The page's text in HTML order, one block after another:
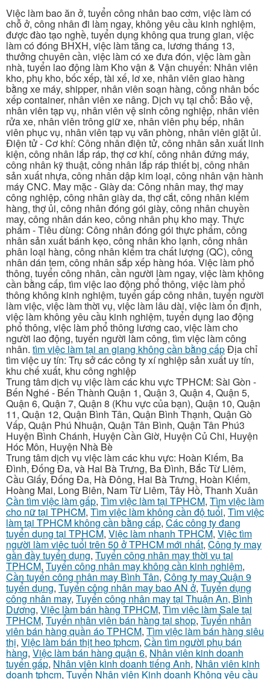
Việc làm bao ăn ở, tuyển công nhân bao cơm, việc làm có
chỗ ở, công nhân đi làm ngay, không yêu cầu kinh nghiệm,
được đào tạo nghề, tuyển dụng không qua trung gian, việc
làm có đóng BHXH, việc làm tăng ca, lương tháng 13,
thưởng chuyên cần, việc làm có xe đưa đón, việc làm gần
nhà, tuyển lao động làm Kho vận & Vận chuyển: Nhân viên
kho, phụ kho, bốc xếp, tài xế, lơ xe, nhân viên giao hàng
bằng xe máy, shipper, nhân viên soạn hàng, công nhân bốc
xếp container, nhân viên xe nâng. Dịch vụ tại chỗ: Bảo vệ,
nhân viên tạp vụ, nhân viên vệ sinh công nghiệp, nhân viên
rửa xe, nhân viên trông giữ xe, nhân viên phụ bếp, nhân
viên phục vụ, nhân viên tạp vụ văn phòng, nhân viên giặt ủi.
Điện tử - Cơ khí: Công nhân điện tử, công nhân sản xuất linh
kiện, công nhân lắp ráp, thợ cơ khí, công nhân đứng máy,
công nhân kỹ thuật, công nhân lắp ráp thiết bị, công nhân
sản xuất nhựa, công nhân dập kim loại, công nhân vận hành
máy CNC. May mặc - Giày da: Công nhân may, thợ may
công nghiệp, công nhân giày da, thợ cắt, công nhân kiểm
hàng, thợ ủi, công nhân đóng gói giày, công nhân chuyền
may, công nhân dán keo, công nhân phụ kho may. Thực
phẩm - Tiêu dùng: Công nhân đóng gói thực phẩm, công
nhân sản xuất bánh kẹo, công nhân kho lạnh, công nhân
phân loại hàng, công nhân kiểm tra chất lượng (QC), công
nhân dán tem, công nhân sắp xếp hàng hóa. Việc làm phổ
thông, tuyển công nhân, cần người làm ngay, việc làm không
cần bằng cấp, tìm việc lao động phổ thông, việc làm phổ
thông không kinh nghiệm, tuyển gấp công nhân, tuyển người
làm việc, việc làm thời vụ, việc làm lâu dài, việc làm ổn định,
việc làm không yêu cầu kinh nghiệm, tuyển dụng lao động
phổ thông, việc làm phổ thông lương cao, việc làm cho
người lao động, tuyển người làm công, tìm việc làm công
nhân. tìm việc làm tại an giang không cần bằng cấpĐịa chỉ
tìm việc uy tín: Trụ sở các công ty xí nghiệp sản xuất uy tín,
khu chế xuất, khu công nghiệp
Trung tâm dịch vụ việc làm các khu vực TPHCM: Sài Gòn -
Bến Nghé - Bến Thành Quận 1, Quận 3, Quận 4, Quận 5,
Quận 6, Quận 7, Quận 8 (Khu vực của bạn), Quận 10, Quận
11, Quận 12, Quận Bình Tân, Quận Bình Thạnh, Quận Gò
Vấp, Quận Phú Nhuận, Quận Tân Bình, Quận Tân Phú3
Huyện Bình Chánh, Huyện Cần Giờ, Huyện Củ Chi, Huyện
Hóc Môn, Huyện Nhà Bè
Trung tâm dịch vụ việc làm các khu vực: Hoàn Kiếm, Ba
Đình, Đống Đa, và Hai Bà Trưng, Ba Đình, Bắc Từ Liêm,
Cầu Giấy, Đống Đa, Hà Đông, Hai Bà Trưng, Hoàn Kiếm,
Hoàng Mai, Long Biên, Nam Từ Liêm, Tây Hồ, Thanh Xuân
Cần tìm việc làm gấp, Tìm việc làm tại TPHCM, Tìm việc làm
cho nữ tại TPHCM, Tìm việc làm không cần độ tuổi, Tìm việc
làm tại TPHCM không cần bằng cấp, Các công ty đang
tuyển dụng tại TPHCM, Việc làm nhanh TPHCM, Việc tìm
người làm việc tuổi trên 50 ở TPHCM mới nhất, Công ty may
gần đầy tuyển dụng, Tuyển công nhân may thời vụ tại
TPHCM, Tuyển công nhân may không cần kinh nghiệm,
Cần tuyển công nhân may Bình Tân, Công ty may Quận 9
tuyển dụng, Tuyển công nhân may bao AN ở, Tuyển dụng
công nhân may, Tuyển công nhân may tại Thuận An, Bình
Dương, Việc làm bán hàng TPHCM, Tìm việc làm Sale tại
TPHCM, Tuyển nhân viên bán hàng tại shop, Tuyển nhân
viên bán hàng quần áo TPHCM, Tìm việc làm bán hàng siêu
thị, Việc làm bán thịt heo tphcm, Cần tìm người phụ bán
hàng, Việc làm bán hàng quận 6, Nhân viên kinh doanh
tuyển gấp, Nhân viên kinh doanh tiếng Anh, Nhân viên kinh
doanh tphcm, Tuyển Nhân viên Kinh doanh Không yêu cầu